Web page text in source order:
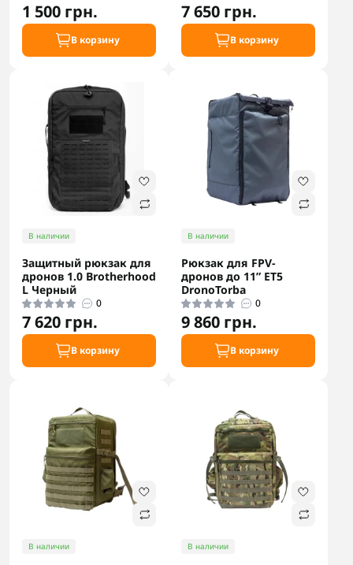
1 500 грн.
В корзину
7 650 грн.
В корзину
В наличии
Защитный рюкзак для
дронов 1.0 Brotherhood
L Черный
0
7 620 грн.
В корзину
В наличии
Рюкзак для FPV-
дронов до 11” ET5
DronoTorba
0
9 860 грн.
В корзину
В наличии В наличии